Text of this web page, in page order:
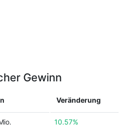
Gewinn
Veränderung
10.57%